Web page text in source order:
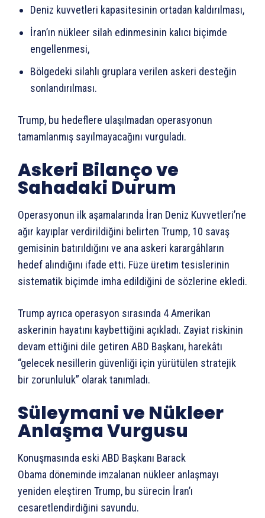
Deniz kuvvetleri kapasitesinin ortadan kaldırılması,
İran’ın nükleer silah edinmesinin kalıcı biçimde
engellenmesi,
Bölgedeki silahlı gruplara verilen askeri desteğin
sonlandırılması.
Trump, bu hedeflere ulaşılmadan operasyonun
tamamlanmış sayılmayacağını vurguladı.
Askeri Bilanço ve
Sahadaki Durum
Operasyonun ilk aşamalarında İran Deniz Kuvvetleri’ne
ağır kayıplar verdirildiğini belirten Trump, 10 savaş
gemisinin batırıldığını ve ana askeri karargâhların
hedef alındığını ifade etti. Füze üretim tesislerinin
sistematik biçimde imha edildiğini de sözlerine ekledi.
Trump ayrıca operasyon sırasında 4 Amerikan
askerinin hayatını kaybettiğini açıkladı. Zayiat riskinin
devam ettiğini dile getiren ABD Başkanı, harekâtı
“gelecek nesillerin güvenliği için yürütülen stratejik
bir zorunluluk” olarak tanımladı.
Süleymani ve Nükleer
Anlaşma Vurgusu
Konuşmasında eski ABD Başkanı Barack
Obama döneminde imzalanan nükleer anlaşmayı
yeniden eleştiren Trump, bu sürecin İran’ı
cesaretlendirdiğini savundu.